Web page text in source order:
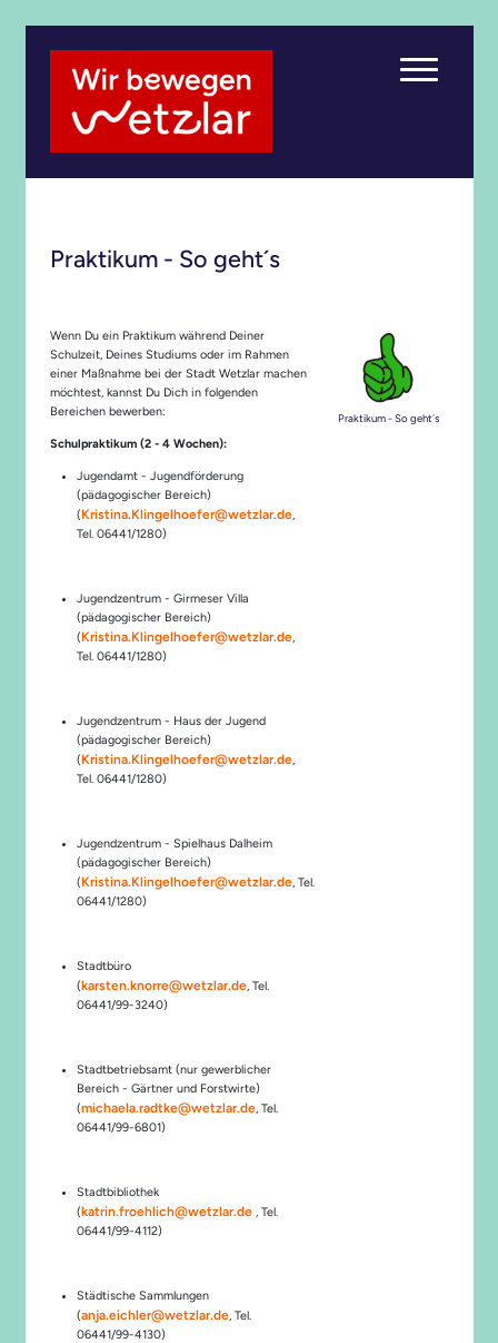
Praktikum - So geht´s
Wenn Du ein Praktikum während Deiner
Schulzeit, Deines Studiums oder im Rahmen
einer Maßnahme bei der Stadt Wetzlar machen
möchtest, kannst Du Dich in folgenden
Bereichen bewerben:
Schulpraktikum (2 - 4 Wochen):
Jugendamt - Jugendförderung
(pädagogischer Bereich)
(Kristina.Klingelhoefer@wetzlar.de,
Tel. 06441/1280)
Jugendzentrum - Girmeser Villa
(pädagogischer Bereich)
(Kristina.Klingelhoefer@wetzlar.de,
Tel. 06441/1280)
Jugendzentrum - Haus der Jugend
(pädagogischer Bereich)
(Kristina.Klingelhoefer@wetzlar.de,
Tel. 06441/1280)
Jugendzentrum - Spielhaus Dalheim
(pädagogischer Bereich)
(Kristina.Klingelhoefer@wetzlar.de, Tel.
06441/1280)
Stadtbüro
(karsten.knorre@wetzlar.de, Tel.
06441/99-3240)
Stadtbetriebsamt (nur gewerblicher
Bereich - Gärtner und Forstwirte)
(michaela.radtke@wetzlar.de, Tel.
06441/99-6801)
Stadtbibliothek
(katrin.froehlich@wetzlar.de , Tel.
06441/99-4112)
Städtische Sammlungen
(anja.eichler@wetzlar.de, Tel.
06441/99-4130)
Praktikum - So geht´s